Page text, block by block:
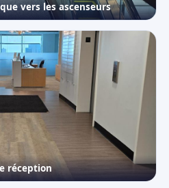
vers les ascenseurs
réception